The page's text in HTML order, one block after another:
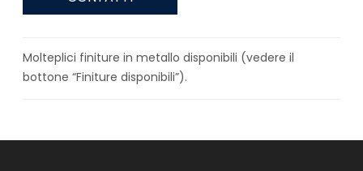
Molteplici finiture in metallo disponibili (vedere il
bottone “Finiture disponibili”).